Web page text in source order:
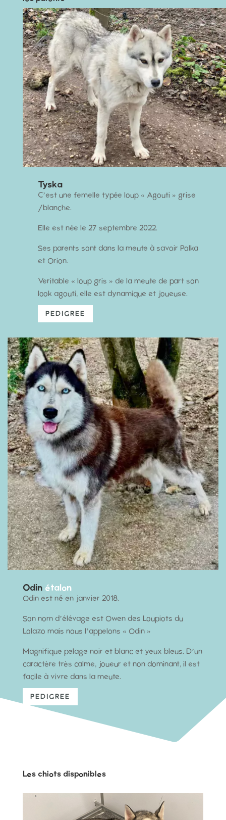
Tyska
C’est une femelle typée loup « Agouti » grise
/blanche.
Elle est née le 27 septembre 2022.
Ses parents sont dans la meute à savoir Polka
et Orion.
Veritable « loup gris » de la meute de part son
look agouti, elle est dynamique et joueuse.
PEDIGREE
Odin étalon
Odin est né en janvier 2018.
Son nom d’élévage est Owen des Loupiots du
Lolazo mais nous l’appelons « Odin »
Magnifique pelage noir et blanc et yeux bleus. D’un
caractère très calme, joueur et non dominant, il est
facile à vivre dans la meute.
PEDIGREE
Les chiots disponibles